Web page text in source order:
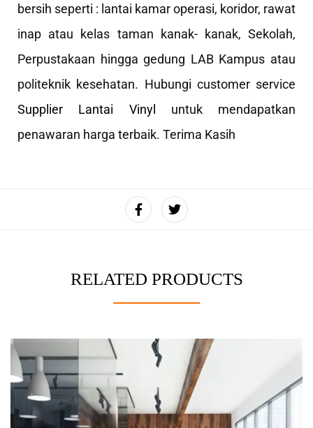
bersih seperti : lantai kamar operasi, koridor, rawat
inap atau kelas taman kanak- kanak, Sekolah,
Perpustakaan hingga gedung LAB Kampus atau
politeknik kesehatan. Hubungi customer service
Supplier Lantai Vinyl
untuk mendapatkan
penawaran harga terbaik. Terima Kasih
RELATED PRODUCTS